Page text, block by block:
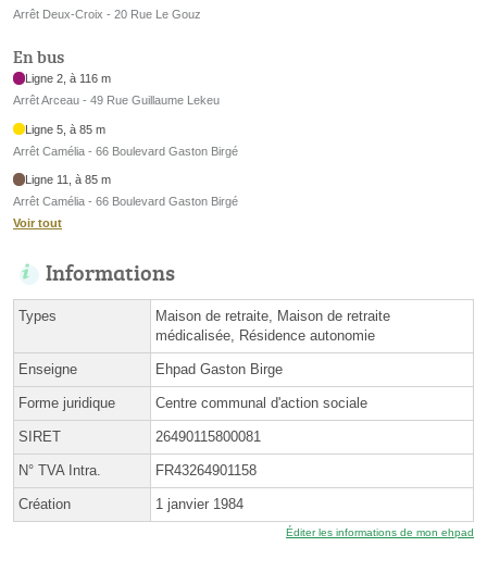
Arrêt Deux-Croix - 20 Rue Le Gouz
En bus
Ligne 2, à 116 m
Arrêt Arceau - 49 Rue Guillaume Lekeu
Ligne 5, à 85 m
Arrêt Camélia - 66 Boulevard Gaston Birgé
Ligne 11, à 85 m
Arrêt Camélia - 66 Boulevard Gaston Birgé
Voir tout
Informations
Types
Maison de retraite, Maison de retraite
médicalisée, Résidence autonomie
Enseigne Ehpad Gaston Birge
Forme juridique Centre communal d'action sociale
SIRET 26490115800081
N° TVA Intra. FR43264901158
Création 1 janvier 1984
Éditer les informations de mon ehpad